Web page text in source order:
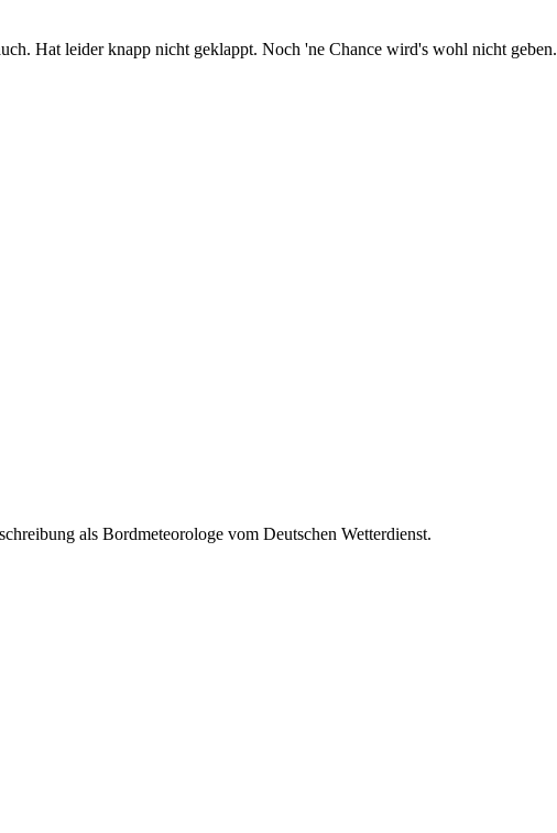
Hat leider knapp nicht geklappt. Noch 'ne Chance wird's wohl nicht geben.
als Bordmeteorologe vom Deutschen Wetterdienst.